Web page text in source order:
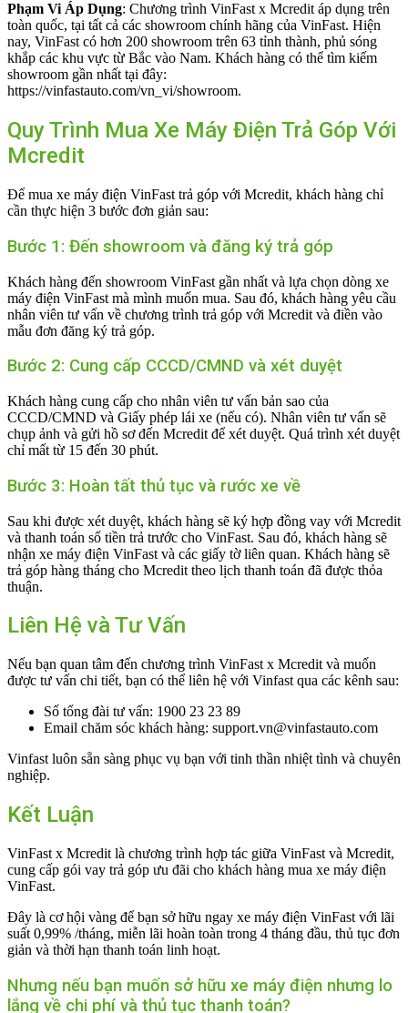
Phạm Vi Áp Dụng: Chương trình VinFast x Mcredit áp dụng trên
toàn quốc, tại tất cả các showroom chính hãng của VinFast. Hiện
nay, VinFast có hơn 200 showroom trên 63 tỉnh thành, phủ sóng
khắp các khu vực từ Bắc vào Nam. Khách hàng có thể tìm kiếm
showroom gần nhất tại đây:
https://vinfastauto.com/vn_vi/showroom.
Quy Trình Mua Xe Máy Điện Trả Góp Với
Mcredit
Để mua xe máy điện VinFast trả góp với Mcredit, khách hàng chỉ
cần thực hiện 3 bước đơn giản sau:
Bước 1: Đến showroom và đăng ký trả góp
Khách hàng đến showroom VinFast gần nhất và lựa chọn dòng xe
máy điện VinFast mà mình muốn mua. Sau đó, khách hàng yêu cầu
nhân viên tư vấn về chương trình trả góp với Mcredit và điền vào
mẫu đơn đăng ký trả góp.
Bước 2: Cung cấp CCCD/CMND và xét duyệt
Khách hàng cung cấp cho nhân viên tư vấn bản sao của
CCCD/CMND và Giấy phép lái xe (nếu có). Nhân viên tư vấn sẽ
chụp ảnh và gửi hồ sơ đến Mcredit để xét duyệt. Quá trình xét duyệt
chỉ mất từ 15 đến 30 phút.
Bước 3: Hoàn tất thủ tục và rước xe về
Sau khi được xét duyệt, khách hàng sẽ ký hợp đồng vay với Mcredit
và thanh toán số tiền trả trước cho VinFast. Sau đó, khách hàng sẽ
nhận xe máy điện VinFast và các giấy tờ liên quan. Khách hàng sẽ
trả góp hàng tháng cho Mcredit theo lịch thanh toán đã được thỏa
thuận.
Liên Hệ và Tư Vấn
Nếu bạn quan tâm đến chương trình VinFast x Mcredit và muốn
được tư vấn chi tiết, bạn có thể liên hệ với Vinfast qua các kênh sau:
Số tổng đài tư vấn: 1900 23 23 89
Email chăm sóc khách hàng: support.vn@vinfastauto.com
Vinfast luôn sẵn sàng phục vụ bạn với tinh thần nhiệt tình và chuyên
nghiệp.
Kết Luận
VinFast x Mcredit là chương trình hợp tác giữa VinFast và Mcredit,
cung cấp gói vay trả góp ưu đãi cho khách hàng mua xe máy điện
VinFast.
Đây là cơ hội vàng để bạn sở hữu ngay xe máy điện VinFast với lãi
suất 0,99% /tháng, miễn lãi hoàn toàn trong 4 tháng đầu, thủ tục đơn
giản và thời hạn thanh toán linh hoạt.
Nhưng nếu bạn muốn sở hữu xe máy điện nhưng lo
lắng về chi phí và thủ tục thanh toán?